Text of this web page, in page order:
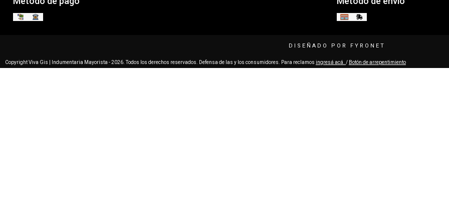
Copyright Viva Gis | Indumentaria Mayorista - 2026. Todos los derechos reservados. Defensa de las y los consumidores. Para reclamos ingresá acá. / Botón de arrepentimiento